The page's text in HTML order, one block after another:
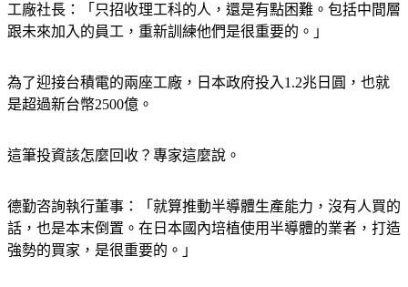
工廠社長：「只招收理工科的人，還是有點困難。包括中間層
跟未來加入的員工，重新訓練他們是很重要的。」
為了迎接台積電的兩座工廠，日本政府投入1.2兆日圓，也就
是超過新台幣2500億。
這筆投資該怎麼回收？專家這麼說。
德勤咨詢執行董事：「就算推動半導體生產能力，沒有人買的
話，也是本末倒置。在日本國內培植使用半導體的業者，打造
強勢的買家，是很重要的。」